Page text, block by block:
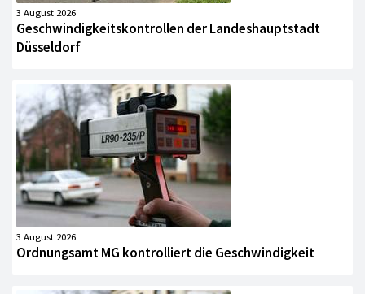
3 August 2026
Geschwindigkeitskontrollen der Landeshauptstadt
Düsseldorf
3 August 2026
Ordnungsamt MG kontrolliert die Geschwindigkeit